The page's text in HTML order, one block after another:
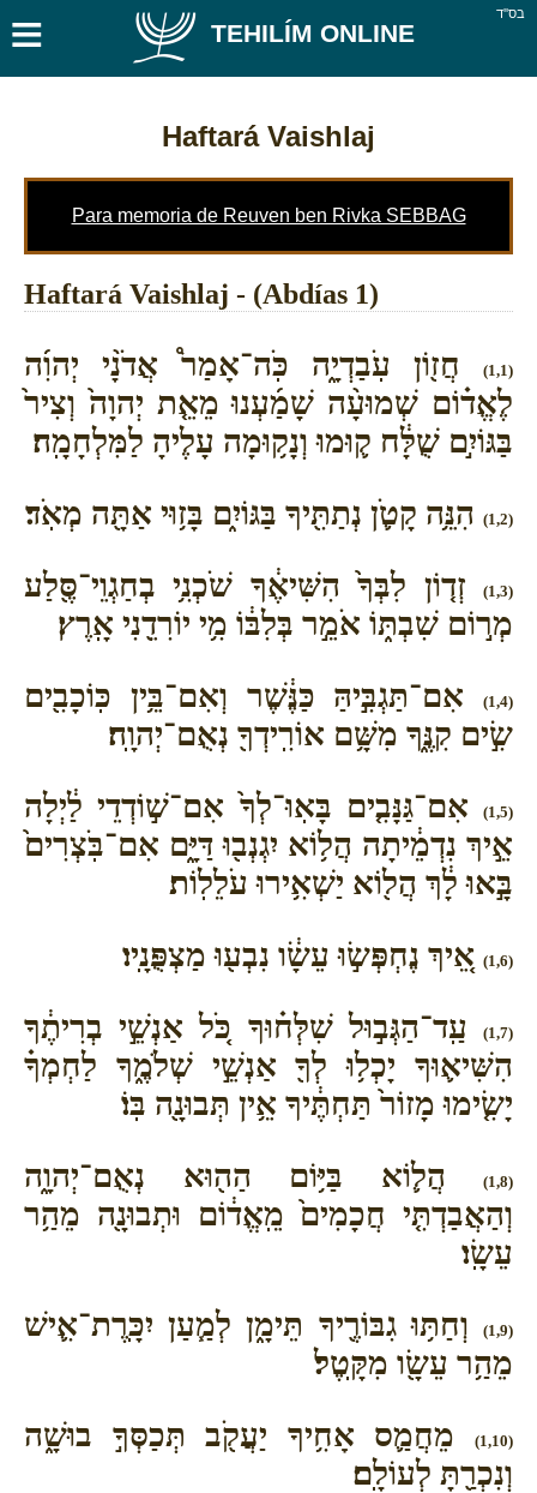
בס''ד ≡ TEHILÍM ONLINE
Haftará Vaishlaj
Para memoria de Reuven ben Rivka SEBBAG
Haftará Vaishlaj - (Abdías 1)
(1,1)
חֲז֖וֹן עֹֽבַדְיָ֑ה כֹּֽה־אָמַר֩ אֲדֹנָ֨י יְהוִ֜ה
לֶאֱד֗וֹם שְׁמוּעָ֨ה שָׁמַ֜עְנוּ מֵאֵ֤ת יְהוָה֙ וְצִיר֙
בַּגּוֹיִ֣ם שֻׁלָּ֔ח ק֛וּמוּ וְנָק֥וּמָה עָלֶיהָ לַמִּלְחָמָֽה׃
(1,2) הִנֵּ֥ה קָטֹ֛ן נְתַתִּ֖יךָ בַּגּוֹיִ֑ם בָּז֥וּי אַתָּ֖ה מְאֹֽד׃
(1,3)
זְד֤וֹן לִבְּךָ֙ הִשִּׁיאֶ֔ךָ שֹׁכְנִ֥י בְחַגְוֵי־סֶּ֖לַע
מְר֣וֹם שִׁבְתּ֑וֹ אֹמֵ֣ר בְּלִבּ֔וֹ מִ֥י יוֹרִדֵ֖נִי אָֽרֶץ׃
(1,4)
אִם־תַּגְבִּ֣יהַּ כַּנֶּ֔שֶׁר וְאִם־בֵּ֥ין כּֽוֹכָבִ֖ים
שִׂ֣ים קִנֶּ֑ךָ מִשָּׁ֥ם אוֹרִֽידְךָ֖ נְאֻם־יְהוָֽה׃
(1,5)
אִם־גַּנָּבִ֤ים בָּאֽוּ־לְךָ֙ אִם־שׁ֣וֹדְדֵי לַ֔יְלָה
אֵ֣יךְ נִדְמֵ֔יתָה הֲל֥וֹא יִגְנְב֖וּ דַּיָּ֑ם אִם־בֹּֽצְרִים֙
בָּ֣אוּ לָ֔ךְ הֲל֖וֹא יַשְׁאִ֥ירוּ עֹלֵלֽוֹת׃
(1,6) אֵ֚יךְ נֶחְפְּשׂ֣וּ עֵשָׂ֔ו נִבְע֖וּ מַצְפֻּנָֽיו׃
(1,7)
עַֽד־הַגְּב֣וּל שִׁלְּח֗וּךָ כֹּ֚ל אַנְשֵׁ֣י בְרִיתֶ֔ךָ
הִשִּׁיא֛וּךָ יָכְל֥וּ לְךָ֖ אַנְשֵׁ֣י שְׁלֹמֶ֑ךָ לַחְמְךָ֗
יָשִׂ֤ימוּ מָזוֹר֙ תַּחְתֶּ֔יךָ אֵ֥ין תְּבוּנָ֖ה בּֽוֹ׃
(1,8)
הֲל֛וֹא בַּיּ֥וֹם הַה֖וּא נְאֻם־יְהוָ֑ה
וְהַאֲבַדְתִּ֤י חֲכָמִים֙ מֵֽאֱד֔וֹם וּתְבוּנָ֖ה מֵהַ֥ר
עֵשָֽׂו׃
(1,9)
וְחַתּ֥וּ גִבּוֹרֶ֖יךָ תֵּימָ֑ן לְמַ֧עַן יִכָּֽרֶת־אִ֛ישׁ
מֵהַ֥ר עֵשָׂ֖ו מִקָּֽטֶל׃
(1,10)
מֵחֲמַ֛ס אָחִ֥יךָ יַעֲקֹ֖ב תְּכַסְּךָ֣ בוּשָׁ֑ה
וְנִכְרַ֖תָּ לְעוֹלָֽם׃